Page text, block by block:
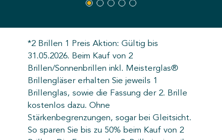
*2 Brillen 1 Preis Aktion: Gültig bis
31.05.2026. Beim Kauf von 2
Brillen/Sonnenbrillen inkl. Meisterglas®
Brillengläser erhalten Sie jeweils 1
Brillenglas, sowie die Fassung der 2. Brille
kostenlos dazu. Ohne
Stärkenbegrenzungen, sogar bei Gleitsicht.
So sparen Sie bis zu 50% beim Kauf von 2